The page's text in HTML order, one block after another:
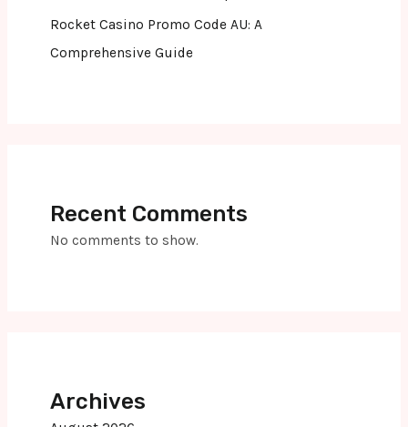
Rocket Casino Promo Code AU: A
Comprehensive Guide
Recent Comments
No comments to show.
Archives